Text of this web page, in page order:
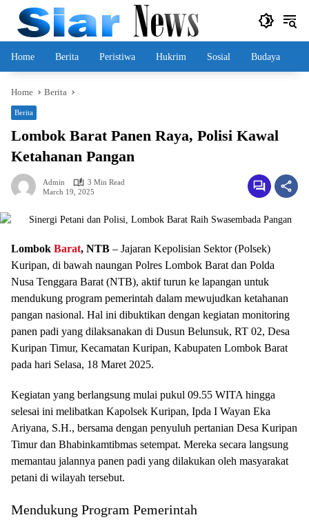
content
Home Berita Peristiwa Hukrim Sosial Budaya
Home Berita
Berita
Lombok Barat Panen Raya, Polisi Kawal
Ketahanan Pangan
Admin
3 Min Read
March 19, 2025
Lombok Barat, NTB – Jajaran Kepolisian Sektor (Polsek)
Kuripan, di bawah naungan Polres Lombok Barat dan Polda
Nusa Tenggara Barat (NTB), aktif turun ke lapangan untuk
mendukung program pemerintah dalam mewujudkan ketahanan
pangan nasional. Hal ini dibuktikan dengan kegiatan monitoring
panen padi yang dilaksanakan di Dusun Belunsuk, RT 02, Desa
Kuripan Timur, Kecamatan Kuripan, Kabupaten Lombok Barat
pada hari Selasa, 18 Maret 2025.
Kegiatan yang berlangsung mulai pukul 09.55 WITA hingga
selesai ini melibatkan Kapolsek Kuripan, Ipda I Wayan Eka
Ariyana, S.H., bersama dengan penyuluh pertanian Desa Kuripan
Timur dan Bhabinkamtibmas setempat. Mereka secara langsung
memantau jalannya panen padi yang dilakukan oleh masyarakat
petani di wilayah tersebut.
Mendukung Program Pemerintah